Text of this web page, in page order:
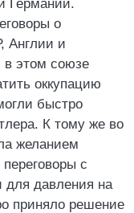
Германии.
о
Англии и
этом союзе
оккупацию
быстро
К тому же во
желанием
с
давления на
приняло решение